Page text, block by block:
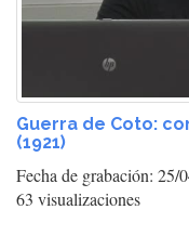
Guerra de Coto:
(1921)
Fecha de grabación: 25/
63 visualizaciones